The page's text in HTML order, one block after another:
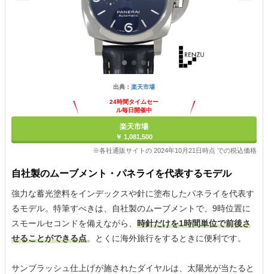
出典： 楽天市場
24時間タイムセー
ル毎日開催中
楽天市場
￥ 1,081,500
※各社通販サイトの 2024年10月21日時点 での税込価格
自社製のムーブメント・パネライを代表するモデル
強力な蓄光塗料をインデックスや針に塗布したパネライを代表す
るモデル。特筆すべきは、自社製のムーブメントで、9時位置に
スモールセコンドを備えながら、 時針だけを1時間単位で前後さ
せることができる点。とくに海外旅行をするときに便利です。
サンブラッシュ仕上げが施されたダイヤルは、太陽光が当たると